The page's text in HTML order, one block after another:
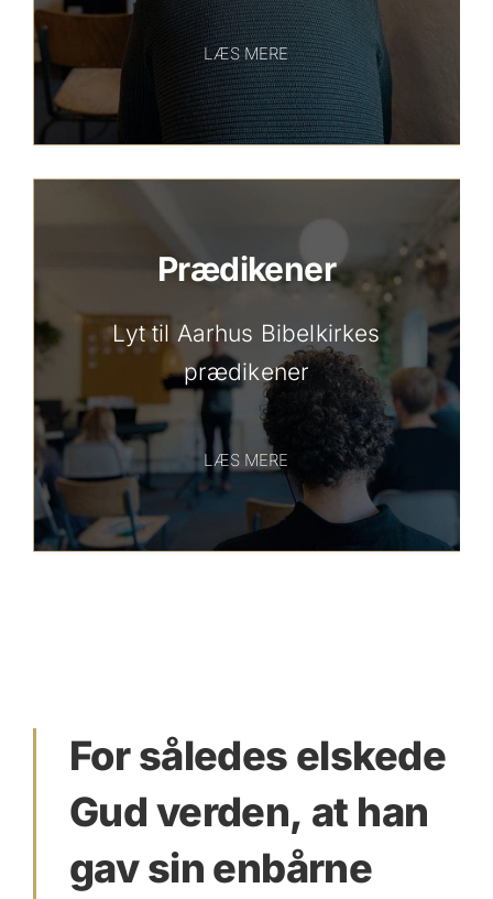
LÆS MERE
Prædikener
Lyt til Aarhus Bibelkirkes
prædikener
LÆS MERE
For således elskede
Gud verden, at han
gav sin enbårne